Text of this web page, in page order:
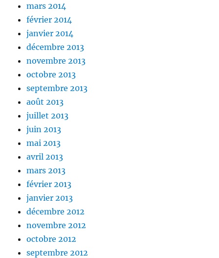
mars 2014
février 2014
janvier 2014
décembre 2013
novembre 2013
octobre 2013
septembre 2013
août 2013
juillet 2013
juin 2013
mai 2013
avril 2013
mars 2013
février 2013
janvier 2013
décembre 2012
novembre 2012
octobre 2012
septembre 2012